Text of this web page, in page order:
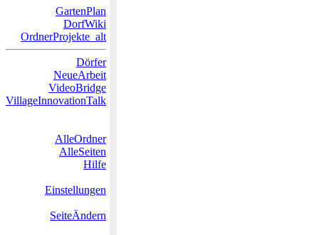
GartenPlan
DorfWiki
OrdnerProjekte_alt
Dörfer
NeueArbeit
VideoBridge
VillageInnovationTalk
AlleOrdner
AlleSeiten
Hilfe
Einstellungen
SeiteÄndern